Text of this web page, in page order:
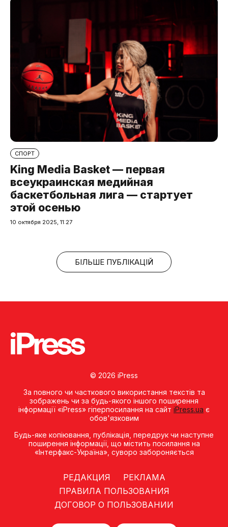
СПОРТ
King Media Basket — первая
всеукраинская медийная
баскетбольная лига — стартует
этой осенью
10 октября 2025, 11:27
БІЛЬШЕ ПУБЛІКАЦІЙ
© 2026 iPress
За повного чи часткового використання текстів та
зображень чи за будь-якого іншого поширення
інформації «iPress» гіперпосилання на сайт iPress.ua є
обов'язковим
Будь-яке копiювання, публiкацiя, передрук чи наступне
поширення iнформацiї, що мiстить посилання на
«Iнтерфакс-Україна», суворо забороняється
РЕДАКЦИЯ
РЕКЛАМА
ПРАВИЛА ПОЛЬЗОВАНИЯ
ДОГОВОР О ПОЛЬЗОВАНИИ